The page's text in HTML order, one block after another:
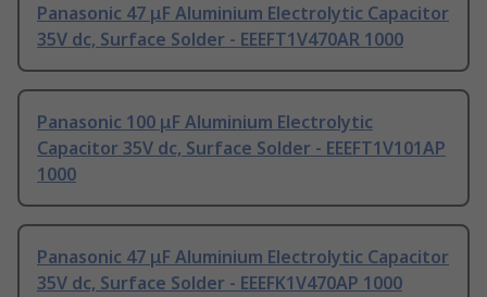
Panasonic 47 μF Aluminium Electrolytic Capacitor
35V dc, Surface Solder - EEEFT1V470AR 1000
Panasonic 100 μF Aluminium Electrolytic
Capacitor 35V dc, Surface Solder - EEEFT1V101AP
1000
Panasonic 47 μF Aluminium Electrolytic Capacitor
35V dc, Surface Solder - EEEFK1V470AP 1000